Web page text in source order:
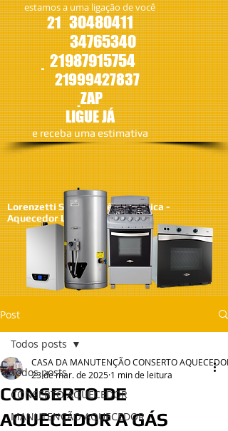
estamos a uma ligação de você
2130480411
34765340
21987915754
21999427837
ZAP
LIGUE JÁ
​e receba uma estimativa
Lorenzetti SA - Assistêcia Técnica -
Aquecedor Lorenzetti
Post
Todos posts
CONSERTO AQUECEDOR
MANUTENÇÃO AQUECEDOR
Todos posts
CONSERTO DE
AQUECEDOR A GÁS
CASA DA MANUTENÇÃO CONSERTO
23 de mar. de 2025 1 min de leitura